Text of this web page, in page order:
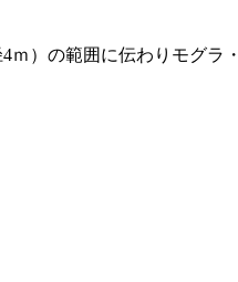
）の範囲に伝わりモグラ